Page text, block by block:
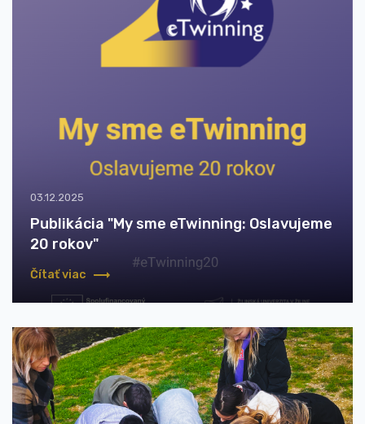
03.12.2025
Publikácia "My sme eTwinning: Oslavujeme
20 rokov"
Čítať viac